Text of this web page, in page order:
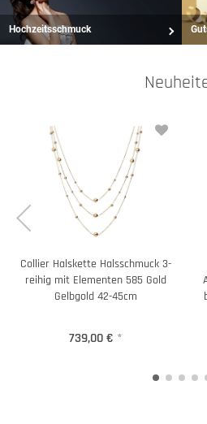
Hochzeitsschmuck
Collier Halskette Halsschmuck 3-
reihig mit Elementen 585 Gold
Gelbgold 42-45cm
739,00 € *